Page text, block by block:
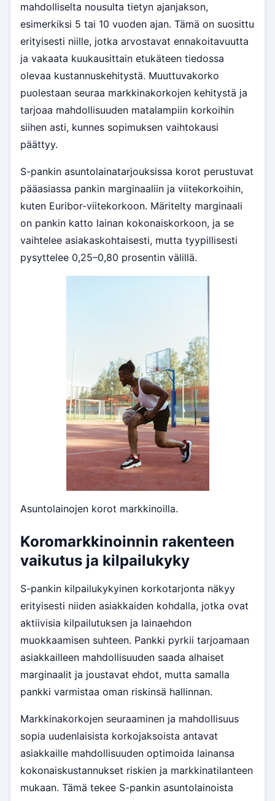
mahdolliselta nousulta tietyn ajanjakson,
esimerkiksi 5 tai 10 vuoden ajan. Tämä on suosittu
erityisesti niille, jotka arvostavat ennakoitavuutta
ja vakaata kuukausittain etukäteen tiedossa
olevaa kustannuskehitystä. Muuttuvakorko
puolestaan seuraa markkinakorkojen kehitystä ja
tarjoaa mahdollisuuden matalampiin korkoihin
siihen asti, kunnes sopimuksen vaihtokausi
päättyy.
S-pankin asuntolainatarjouksissa korot perustuvat
pääasiassa pankin marginaaliin ja viitekorkoihin,
kuten Euribor-viitekorkoon. Märitelty marginaali
on pankin katto lainan kokonaiskorkoon, ja se
vaihtelee asiakaskohtaisesti, mutta tyypillisesti
pysyttelee 0,25–0,80 prosentin välillä.
Asuntolainojen korot markkinoilla.
Koromarkkinoinnin rakenteen
vaikutus ja kilpailukyky
S-pankin kilpailukykyinen korkotarjonta näkyy
erityisesti niiden asiakkaiden kohdalla, jotka ovat
aktiivisia kilpailutuksen ja lainaehdon
muokkaamisen suhteen. Pankki pyrkii tarjoamaan
asiakkailleen mahdollisuuden saada alhaiset
marginaalit ja joustavat ehdot, mutta samalla
pankki varmistaa oman riskinsä hallinnan.
Markkinakorkojen seuraaminen ja mahdollisuus
sopia uudenlaisista korkojaksoista antavat
asiakkaille mahdollisuuden optimoida lainansa
kokonaiskustannukset riskien ja markkinatilanteen
mukaan. Tämä tekee S-pankin asuntolainoista